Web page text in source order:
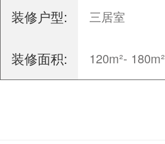
装修户型: 三居室
装修面积: 120m²- 180m²